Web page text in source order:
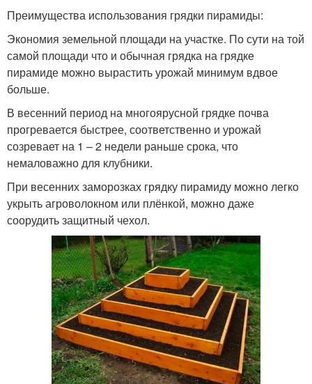
Преимущества использования грядки пирамиды:
Экономия земельной площади на участке. По сути на той
самой площади что и обычная грядка на грядке
пирамиде можно вырастить урожай минимум вдвое
больше.
В весенний период на многоярусной грядке почва
прогревается быстрее, соответственно и урожай
созревает на 1 – 2 недели раньше срока, что
немаловажно для клубники.
При весенних заморозках грядку пирамиду можно легко
укрыть агроволокном или плёнкой, можно даже
соорудить защитный чехол.